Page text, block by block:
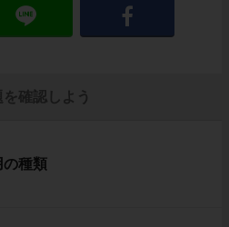
確認しよう
の種類